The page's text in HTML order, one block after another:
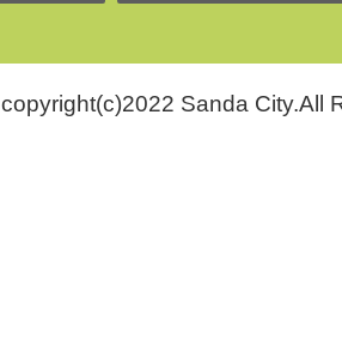
copyright(c)2022 Sanda City.All